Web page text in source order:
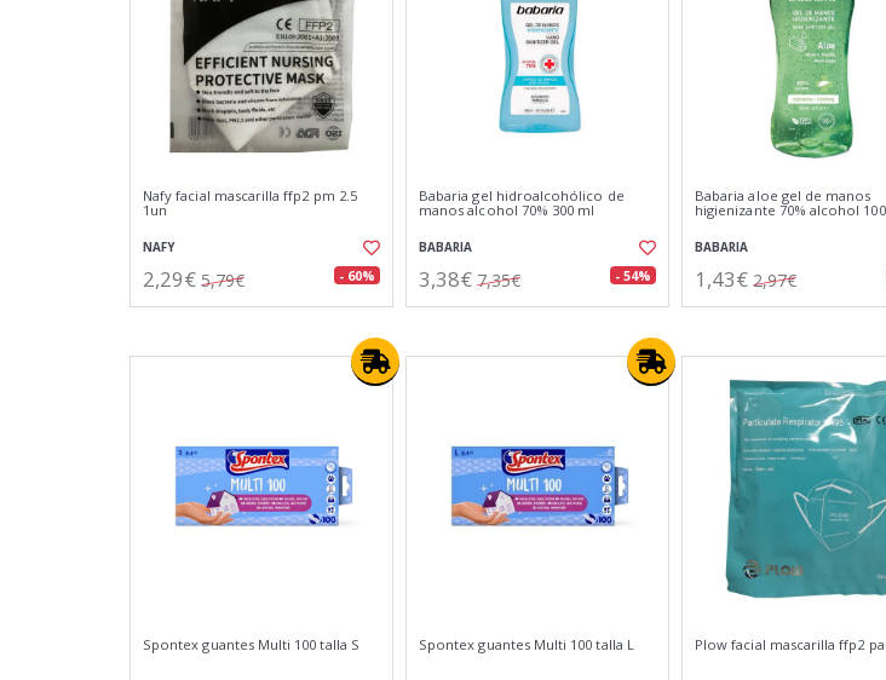
Nafy facial mascarilla ffp2 pm 2.5
1un
NAFY
2,29€ 5,79€ - 60%
Babaria gel hidroalcohólico de
manos alcohol 70% 300 ml
BABARIA
3,38€ 7,35€ - 54%
Babaria aloe gel de manos
higienizante 70% alcohol
BABARIA
1,43€ 2,97€
Spontex guantes Multi 100 talla S Spontex guantes Multi 100 talla L Plow facial mascarilla ffp2